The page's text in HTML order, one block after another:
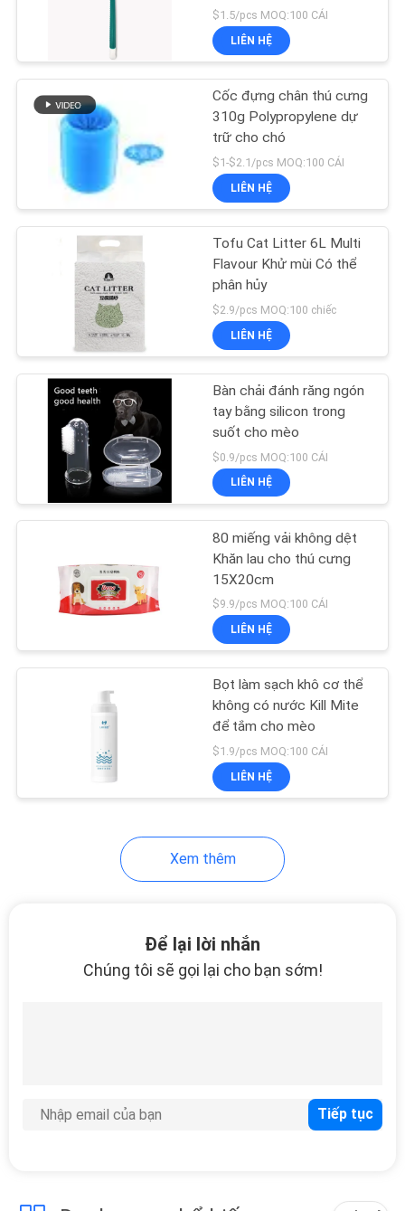
BLOG/NEWS
TRANG
WEB
PRIVACY
POLICY
Vòng cổ huấn luyện
thú cưng
42
Bát ăn cho thú cưng
398
Túi vận chuyển vật
nuôi
Đồ chơi nhai thú
cưng
Bàn chải làm sạch
áo
$1.5/pcs MOQ:100 CÁI
LIÊN HỆ
Cốc đựng chân thú cưng
310g Polypropylene dự
trữ cho chó
$1-$2.1/pcs MOQ:100 CÁI
LIÊN HỆ
Tofu Cat Litter 6L Multi
Flavour Khử mùi Có thể
phân hủy
$2.9/pcs MOQ:100 chiếc
LIÊN HỆ
Bàn chải đánh răng ngón
tay bằng silicon trong
suốt cho mèo
$0.9/pcs MOQ:100 CÁI
LIÊN HỆ
80 miếng vải không dệt
Khăn lau cho thú cưng
15X20cm
$9.9/pcs MOQ:100 CÁI
LIÊN HỆ
Bọt làm sạch khô cơ thể
không có nước Kill Mite
để tắm cho mèo
$1.9/pcs MOQ:100 CÁI
LIÊN HỆ
Xem thêm
Để lại lời nhắn
Chúng tôi sẽ gọi lại cho bạn sớm!